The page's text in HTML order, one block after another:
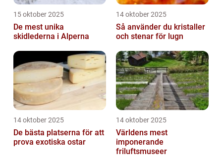
15 oktober 2025
De mest unika
skidlederna i Alperna
14 oktober 2025
Så använder du kristaller
och stenar för lugn
14 oktober 2025
De bästa platserna för att
prova exotiska ostar
14 oktober 2025
Världens mest
imponerande
friluftsmuseer